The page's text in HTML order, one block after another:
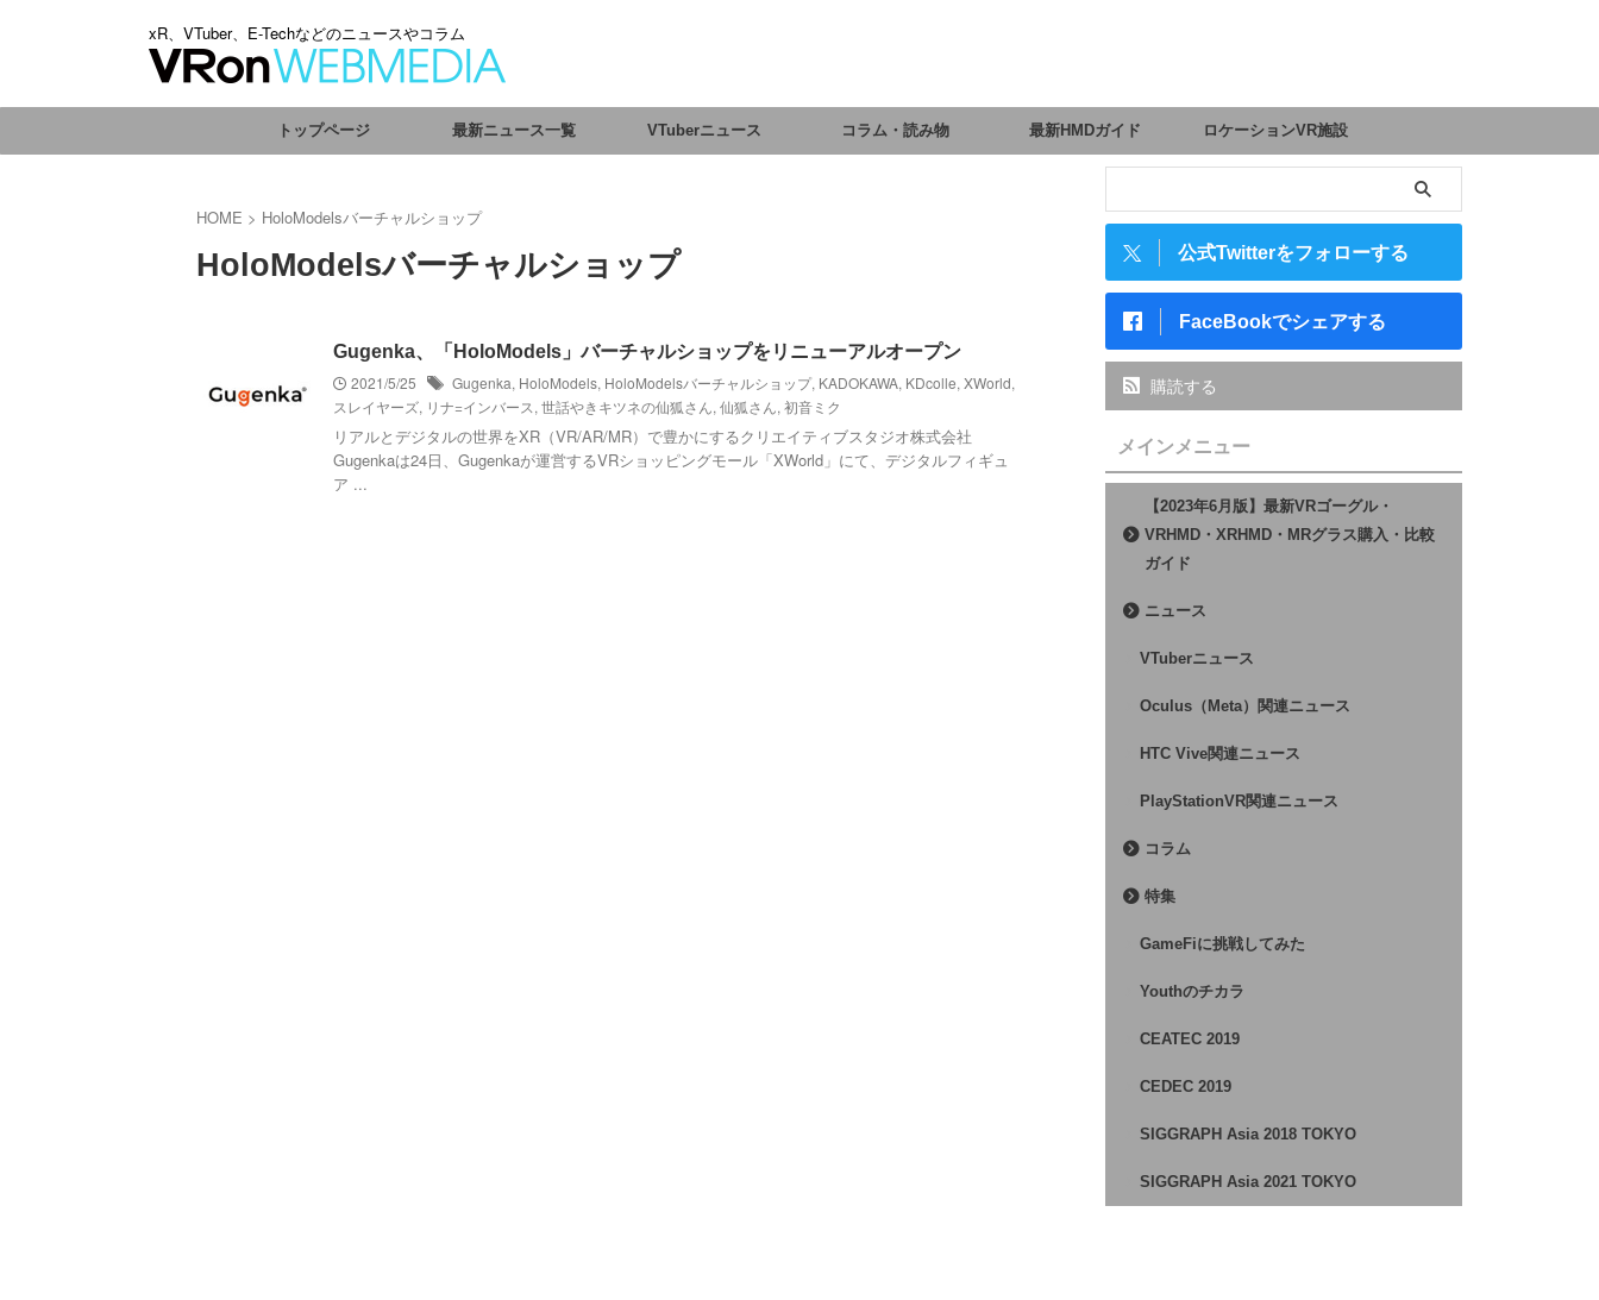
xR、VTuber、E-Techなどのニュースやコラム
トップページ 最新ニュース一覧 VTuberニュース コラム・読み物 最新HMDガイド ロケーションVR施設
HOME > HoloModelsバーチャルショップ
HoloModelsバーチャルショップ
Gugenka、「HoloModels」バーチャルショップをリニューアルオープン
2021/5/25
Gugenka, HoloModels, HoloModelsバーチャルショップ, KADOKAWA, KDcolle, XWorld,
スレイヤーズ, リナ=インバース, 世話やきキツネの仙狐さん, 仙狐さん, 初音ミク
リアルとデジタルの世界をXR（VR/AR/MR）で豊かにするクリエイティブスタジオ株式会社
Gugenkaは24日、Gugenkaが運営するVRショッピングモール「XWorld」にて、デジタルフィギュ
ア ...
公式Twitterをフォローする
FaceBookでシェアする
購読する
メインメニュー
【2023年6月版】最新VRゴーグル・
VRHMD・XRHMD・MRグラス購入・比較
ガイド
ニュース
VTuberニュース
Oculus（Meta）関連ニュース
HTC Vive関連ニュース
PlayStationVR関連ニュース
コラム
特集
GameFiに挑戦してみた
Youthのチカラ
CEATEC 2019
CEDEC 2019
SIGGRAPH Asia 2018 TOKYO
SIGGRAPH Asia 2021 TOKYO